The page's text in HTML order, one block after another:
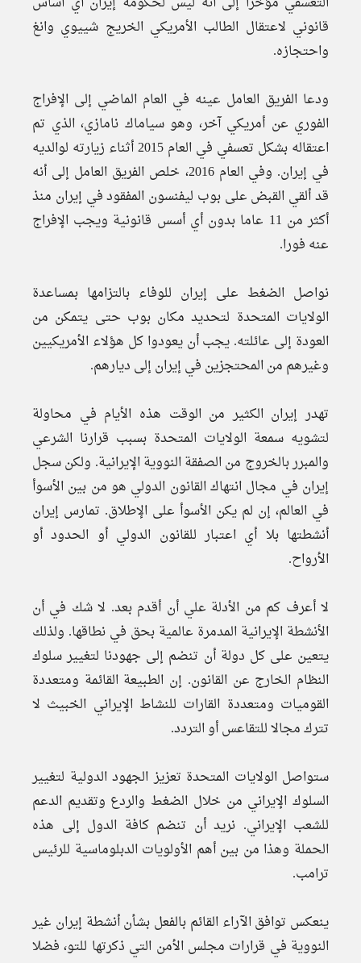
قانوني لاعتقال الطالب الأمريكي الخريج شييوي وانغ
واحتجازه.
ودعا الفريق العامل عينه في العام الماضي إلى الإفراج
الفوري عن أمريكي آخر، وهو سياماك نامازي، الذي تم
اعتقاله بشكل تعسفي في العام 2015 أثناء زيارته لوالديه
في إيران. وفي العام 2016، خلص الفريق العامل إلى أنه
قد ألقي القبض على بوب ليفنسون المفقود في إيران منذ
أكثر من 11 عاما بدون أي أسس قانونية ويجب الإفراج
عنه فورا.
نواصل الضغط على إيران للوفاء بالتزامها بمساعدة
الولايات المتحدة لتحديد مكان بوب حتى يتمكن من
العودة إلى عائلته. يجب أن يعودوا كل هؤلاء الأمريكيين
وغيرهم من المحتجزين في إيران إلى ديارهم.
تهدر إيران الكثير من الوقت هذه الأيام في محاولة
لتشويه سمعة الولايات المتحدة بسبب قرارنا الشرعي
والمبرر بالخروج من الصفقة النووية الإيرانية. ولكن سجل
إيران في مجال انتهاك القانون الدولي هو من بين الأسوأ
في العالم، إن لم يكن الأسوأ على الإطلاق. تمارس إيران
أنشطتها بلا أي اعتبار للقانون الدولي أو الحدود أو
الأرواح.
لا أعرف كم من الأدلة علي أن أقدم بعد. لا شك في أن
الأنشطة الإيرانية المدمرة عالمية بحق في نطاقها. ولذلك
يتعين على كل دولة أن تنضم إلى جهودنا لتغيير سلوك
النظام الخارج عن القانون. إن الطبيعة القائمة ومتعددة
القوميات ومتعددة القارات للنشاط الإيراني الخبيث لا
تترك مجالا للتقاعس أو التردد.
ستواصل الولايات المتحدة تعزيز الجهود الدولية لتغيير
السلوك الإيراني من خلال الضغط والردع وتقديم الدعم
للشعب الإيراني. نريد أن تنضم كافة الدول إلى هذه
الحملة وهذا من بين أهم الأولويات الدبلوماسية للرئيس
ترامب.
ينعكس توافق الآراء القائم بالفعل بشأن أنشطة إيران غير
النووية في قرارات مجلس الأمن التي ذكرتها للتو، فضلا